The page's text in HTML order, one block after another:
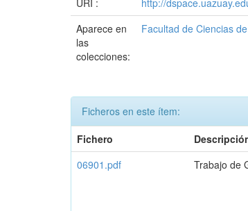
URI :
http://
Aparece en
las
colecciones:
Facultad de Ciencias
Ficheros en este ítem:
Fichero
06901.pdf
Trabajo de